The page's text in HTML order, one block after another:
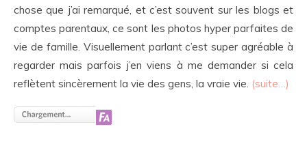
chose que j’ai remarqué, et c’est souvent sur les blogs et
comptes parentaux, ce sont les photos hyper parfaites de
vie de famille. Visuellement parlant c’est super agréable à
regarder mais parfois j’en viens à me demander si cela
reflètent sincèrement la vie des gens, la vraie vie. (suite…)